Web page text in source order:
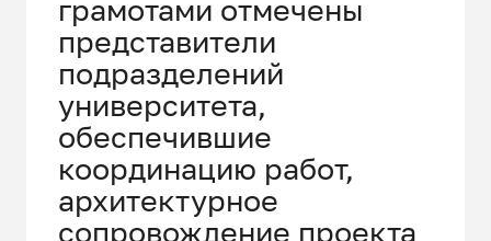
грамотами отмечены
представители
подразделений
университета,
обеспечившие
координацию работ,
архитектурное
сопровождение проекта